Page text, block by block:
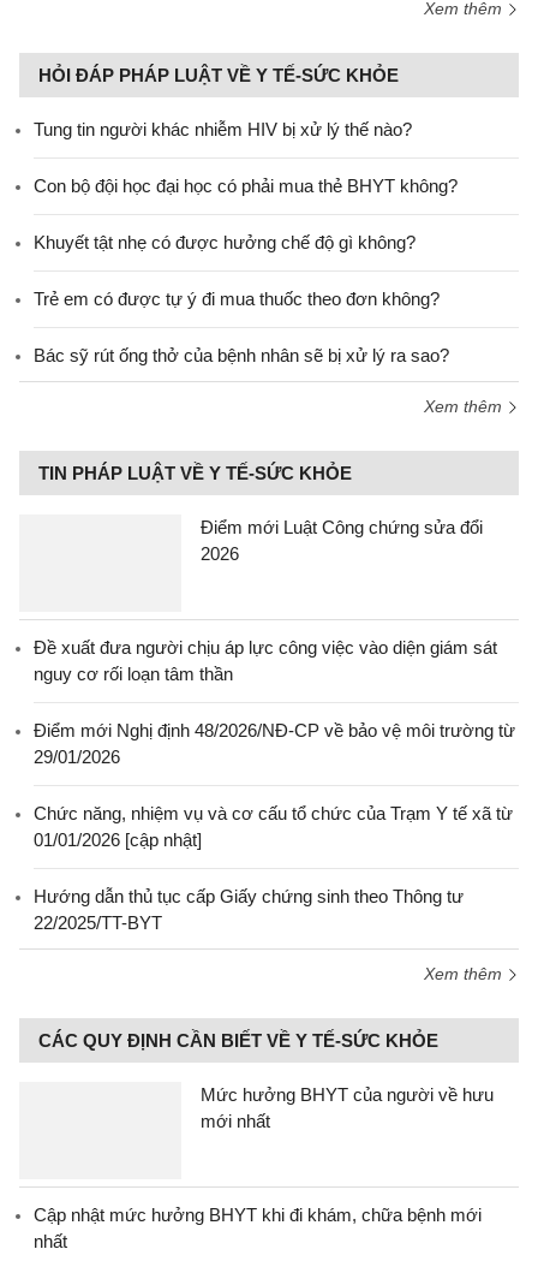
Xem thêm
HỎI ĐÁP PHÁP LUẬT VỀ Y TẾ-SỨC KHỎE
Tung tin người khác nhiễm HIV bị xử lý thế nào?
Con bộ đội học đại học có phải mua thẻ BHYT không?
Khuyết tật nhẹ có được hưởng chế độ gì không?
Trẻ em có được tự ý đi mua thuốc theo đơn không?
Bác sỹ rút ống thở của bệnh nhân sẽ bị xử lý ra sao?
Xem thêm
TIN PHÁP LUẬT VỀ Y TẾ-SỨC KHỎE
Điểm mới Luật Công chứng sửa đổi
2026
Đề xuất đưa người chịu áp lực công việc vào diện giám sát
nguy cơ rối loạn tâm thần
Điểm mới Nghị định 48/2026/NĐ-CP về bảo vệ môi trường từ
29/01/2026
Chức năng, nhiệm vụ và cơ cấu tổ chức của Trạm Y tế xã từ
01/01/2026 [cập nhật]
Hướng dẫn thủ tục cấp Giấy chứng sinh theo Thông tư
22/2025/TT-BYT
Xem thêm
CÁC QUY ĐỊNH CẦN BIẾT VỀ Y TẾ-SỨC KHỎE
Mức hưởng BHYT của người về hưu
mới nhất
Cập nhật mức hưởng BHYT khi đi khám, chữa bệnh mới
nhất